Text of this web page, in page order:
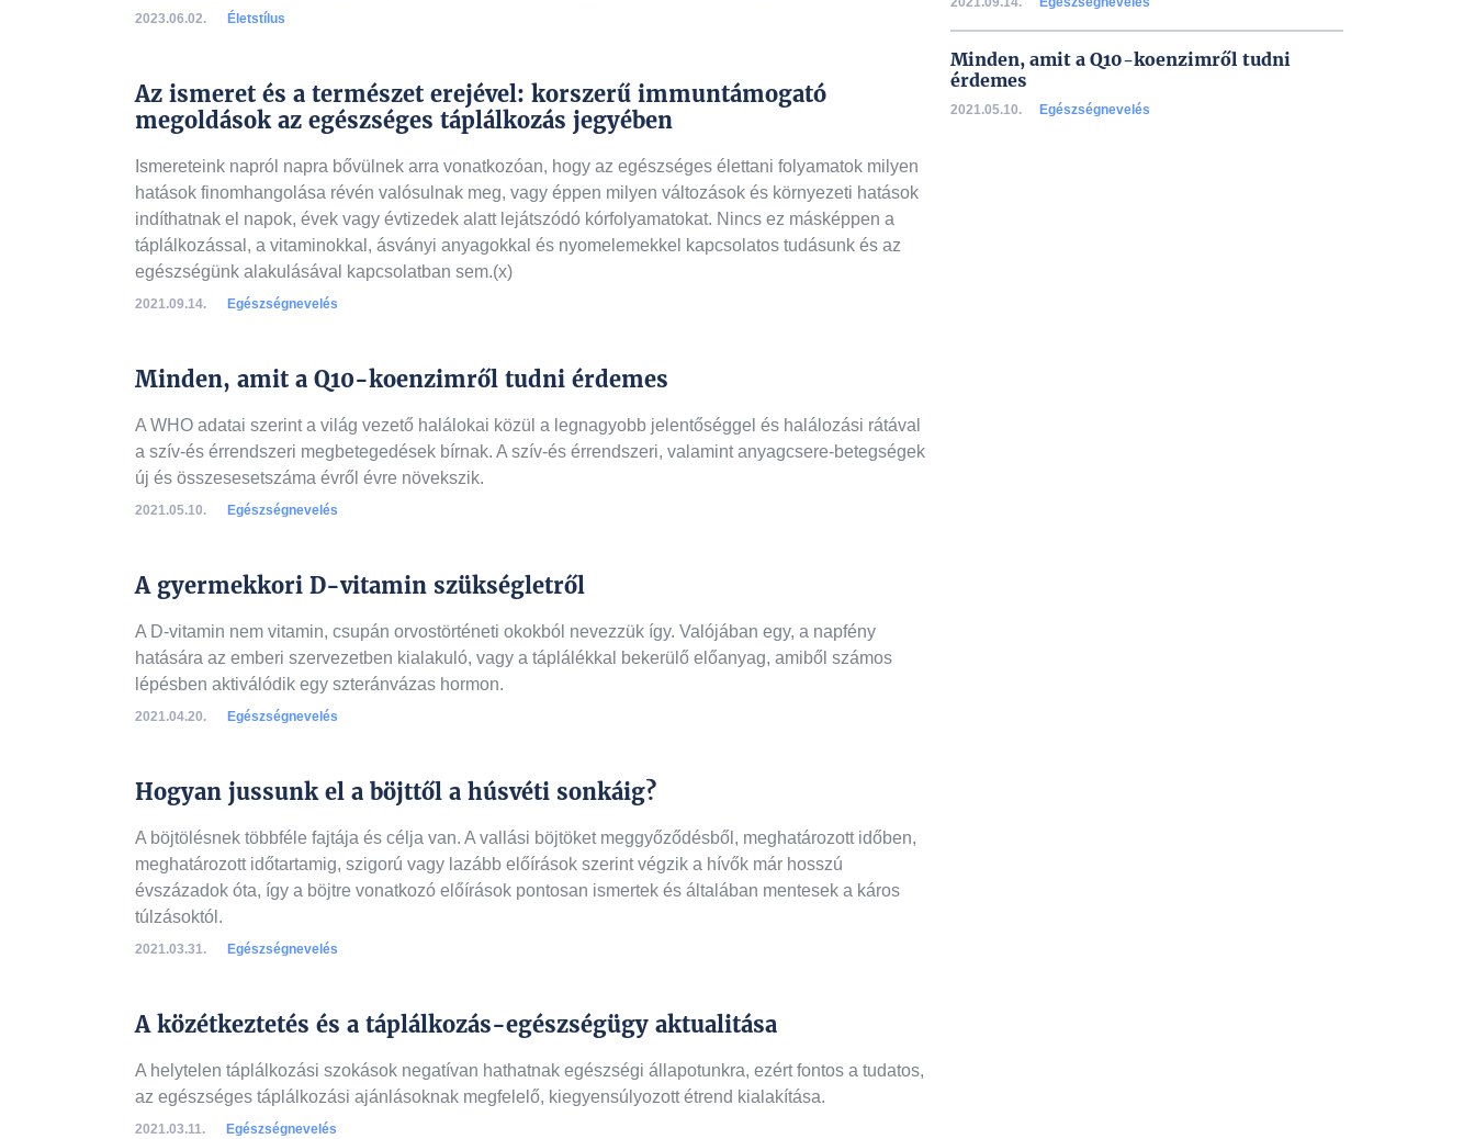
2023.06.02. Életstílus
Az ismeret és a természet erejével: korszerű immuntámogató
megoldások az egészséges táplálkozás jegyében
Ismereteink napról napra bővülnek arra vonatkozóan, hogy az egészséges élettani folyamatok milyen
hatások finomhangolása révén valósulnak meg, vagy éppen milyen változások és környezeti hatások
indíthatnak el napok, évek vagy évtizedek alatt lejátszódó kórfolyamatokat. Nincs ez másképpen a
táplálkozással, a vitaminokkal, ásványi anyagokkal és nyomelemekkel kapcsolatos tudásunk és az
egészségünk alakulásával kapcsolatban sem.(x)
2021.09.14. Egészségnevelés
Minden, amit a Q10-koenzimről tudni érdemes
A WHO adatai szerint a világ vezető halálokai közül a legnagyobb jelentőséggel és halálozási rátával
a szív-és érrendszeri megbetegedések bírnak. A szív-és érrendszeri, valamint anyagcsere-betegségek
új és összesesetszáma évről évre növekszik.
2021.05.10. Egészségnevelés
A gyermekkori D-vitamin szükségletről
A D-vitamin nem vitamin, csupán orvostörténeti okokból nevezzük így. Valójában egy, a napfény
hatására az emberi szervezetben kialakuló, vagy a táplálékkal bekerülő előanyag, amiből számos
lépésben aktiválódik egy szteránvázas hormon.
2021.04.20. Egészségnevelés
Hogyan jussunk el a böjttől a húsvéti sonkáig?
A böjtölésnek többféle fajtája és célja van. A vallási böjtöket meggyőződésből, meghatározott időben,
meghatározott időtartamig, szigorú vagy lazább előírások szerint végzik a hívők már hosszú
évszázadok óta, így a böjtre vonatkozó előírások pontosan ismertek és általában mentesek a káros
túlzásoktól.
2021.03.31. Egészségnevelés
A közétkeztetés és a táplálkozás-egészségügy aktualitása
A helytelen táplálkozási szokások negatívan hathatnak egészségi állapotunkra, ezért fontos a tudatos,
az egészséges táplálkozási ajánlásoknak megfelelő, kiegyensúlyozott étrend kialakítása.
2021.03.11. Egészségnevelés
Minden, amit a Q10-koenzimről tudni
érdemes
2021.05.10. Egészségnevelés